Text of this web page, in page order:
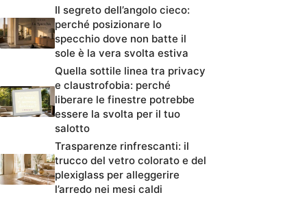
Il segreto dell’angolo cieco:
perché posizionare lo
specchio dove non batte il
sole è la vera svolta estiva
Quella sottile linea tra privacy
e claustrofobia: perché
liberare le finestre potrebbe
essere la svolta per il tuo
salotto
Trasparenze rinfrescanti: il
trucco del vetro colorato e del
plexiglass per alleggerire
l’arredo nei mesi caldi